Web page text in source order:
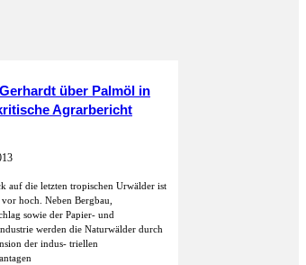
über Palmöl in
Agrarbericht
auf die letzten tropischen Urwälder ist
hoch. Neben Bergbau,
sowie der Papier- und
werden die Naturwälder durch
der indus- triellen